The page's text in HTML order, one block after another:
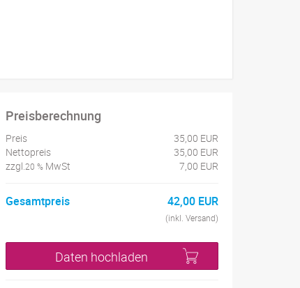
Preisberechnung
Preis
35,00 EUR
Nettopreis
35,00 EUR
zzgl.20 % MwSt 7,00 EUR
Gesamtpreis 42,00 EUR
(inkl. Versand)
Daten hochladen